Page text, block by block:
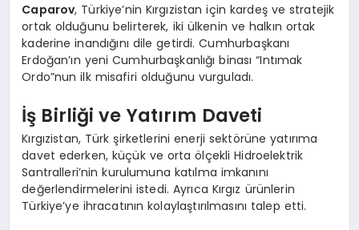
Caparov, Türkiye’nin Kırgızistan için kardeş ve stratejik
ortak olduğunu belirterek, iki ülkenin ve halkın ortak
kaderine inandığını dile getirdi. Cumhurbaşkanı
Erdoğan’ın yeni Cumhurbaşkanlığı binası “Intımak
Ordo”nun ilk misafiri olduğunu vurguladı.
İş Birliği ve Yatırım Daveti
Kırgızistan, Türk şirketlerini enerji sektörüne yatırıma
davet ederken, küçük ve orta ölçekli Hidroelektrik
Santralleri’nin kurulumuna katılma imkanını
değerlendirmelerini istedi. Ayrıca Kırgız ürünlerin
Türkiye’ye ihracatının kolaylaştırılmasını talep etti.